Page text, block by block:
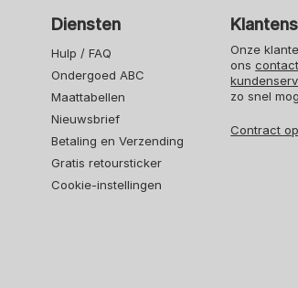
Diensten
Hulp / FAQ
Ondergoed ABC
Maattabellen
Nieuwsbrief
Betaling en Verzending
Gratis retoursticker
Cookie-instellingen
Onze
ons
zo snel
Contract